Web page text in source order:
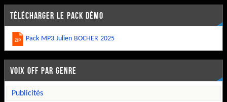
TÉLÉCHARGER LE PACK DÉMO
Pack MP3 Julien BOCHER 2025
VOIX OFF PAR GENRE
publicités